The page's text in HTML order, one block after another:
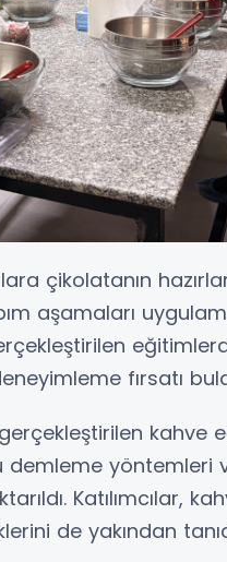
çikolatanın
aşamaları
fırsatı
kahve
demleme yöntemleri
Katılımcılar,
de yakından